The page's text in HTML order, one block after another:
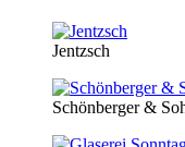
Jentzsch
Schönberger &